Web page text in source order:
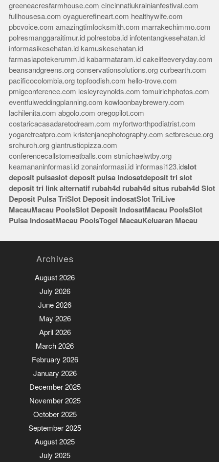
greeneacresfarmhouse.com cincinnatiukrainianfestival.com
fullhousesa.com oyaguerefineart.com healthywife.com
pbcvoice.com amazingtimlocksmith.com marrakechimmo.com
polresmanggaraitimur.id polrestoba.id infotentangkesehatan.id
informasikesehatan.id kamuskesehatan.id
farmasiapotekerumm.id kabarmataram.id cakelifeeveryday.com
beansandgreens.org conservationsolutions.org curbearth.com
pacificocolombia.org topfoodish.com hello-trove.com
pmigconference.com lesleyreynolds.com tomulrichphotos.com
eventfulweddingplanning.com kowloonbaybrewery.com
lachilenita.com abgolo.com oregopilot.com
costaricacasadaretodream.com myfortworthpodiatrist.com
yogaretreatpro.com kristenjanephotography.com sctbrescue.org
srchurch.org giantrusticpizza.com
conferencecallstomeatballs.com stmichaelwtby.org
keamananinformasi.id zonainformasi.id informasi123.idslot
deposit pulsaslot deposit pulsa indosatdeposit tri slot
deposit tri link alternatif rubah4d rubah4d situs rubah4d Slot
Deposit Pulsa TriSlot Deposit indosatSlot TriLive
MacauMacau PoolsSlot Deposit IndosatMacau PoolsSlot
Pulsa IndosatMacau PoolsTogel MacauKeluaran Macau
Archives
August 2026
July 2026
June 2026
May 2026
April 2026
March 2026
February 2026
January 2026
December 2025
November 2025
October 2025
September 2025
August 2025
July 2025